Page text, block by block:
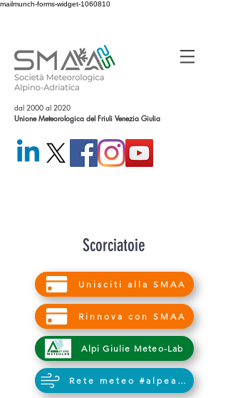
mailmunch-forms-widget-1060810
dal 2000 al 2020
Unione Meteorologica del Friuli Venezia Giulia
Scorciatoie
Unisciti alla SMAA
Rinnova con SMAA
Alpi Giulie Meteo-Lab
Rete meteo #alpeadria